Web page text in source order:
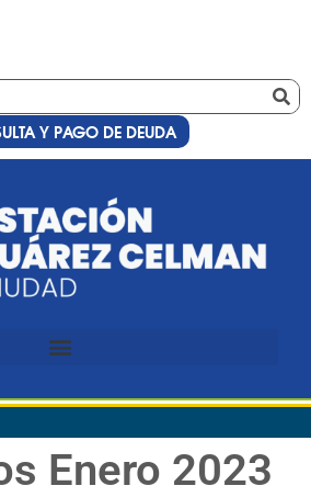
Y PAGO DE DEUDA
Enero 2023